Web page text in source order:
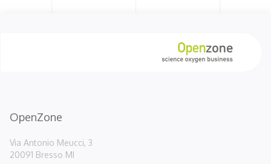
OpenZone
Via Antonio Meucci, 3
20091 Bresso MI